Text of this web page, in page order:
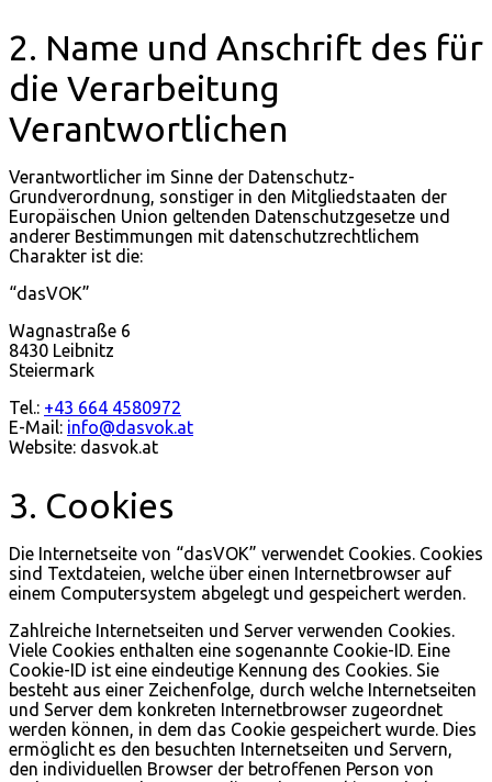
2. Name und Anschrift des für
die Verarbeitung
Verantwortlichen
Verantwortlicher im Sinne der Datenschutz-
Grundverordnung, sonstiger in den Mitgliedstaaten der
Europäischen Union geltenden Datenschutzgesetze und
anderer Bestimmungen mit datenschutzrechtlichem
Charakter ist die:
“dasVOK”
Wagnastraße 6
8430 Leibnitz
Steiermark
Tel.: +43 664 4580972
E-Mail: info@dasvok.at
Website: dasvok.at
3. Cookies
Die Internetseite von “dasVOK” verwendet Cookies. Cookies
sind Textdateien, welche über einen Internetbrowser auf
einem Computersystem abgelegt und gespeichert werden.
Zahlreiche Internetseiten und Server verwenden Cookies.
Viele Cookies enthalten eine sogenannte Cookie-ID. Eine
Cookie-ID ist eine eindeutige Kennung des Cookies. Sie
besteht aus einer Zeichenfolge, durch welche Internetseiten
und Server dem konkreten Internetbrowser zugeordnet
werden können, in dem das Cookie gespeichert wurde. Dies
ermöglicht es den besuchten Internetseiten und Servern,
den individuellen Browser der betroffenen Person von